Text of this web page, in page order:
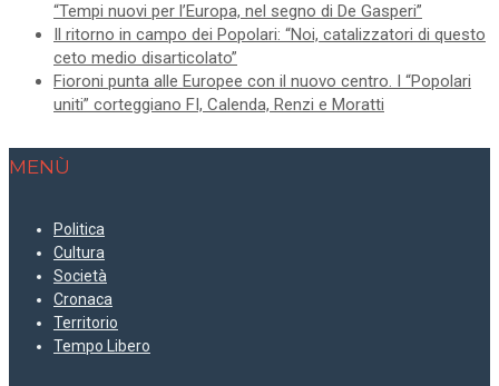
“Tempi nuovi per l’Europa, nel segno di De Gasperi”
Il ritorno in campo dei Popolari: “Noi, catalizzatori di questo
ceto medio disarticolato”
Fioroni punta alle Europee con il nuovo centro. I “Popolari
uniti” corteggiano FI, Calenda, Renzi e Moratti
MENÙ
Politica
Cultura
Società
Cronaca
Territorio
Tempo Libero